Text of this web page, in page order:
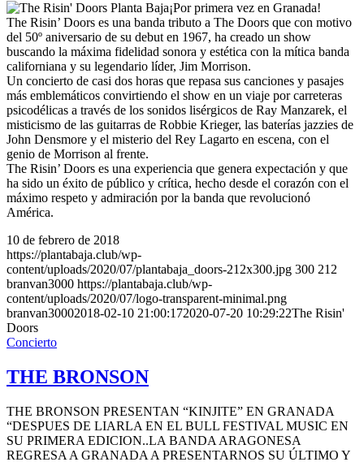
¡Por primera vez en Granada!
The Risin’ Doors es una banda tributo a The Doors que con motivo
del 50º aniversario de su debut en 1967, ha creado un show
buscando la máxima fidelidad sonora y estética con la mítica banda
californiana y su legendario líder, Jim Morrison.
Un concierto de casi dos horas que repasa sus canciones y pasajes
más emblemáticos convirtiendo el show en un viaje por carreteras
psicodélicas a través de los sonidos lisérgicos de Ray Manzarek, el
misticismo de las guitarras de Robbie Krieger, las baterías jazzies de
John Densmore y el misterio del Rey Lagarto en escena, con el
genio de Morrison al frente.
The Risin’ Doors es una experiencia que genera expectación y que
ha sido un éxito de público y crítica, hecho desde el corazón con el
máximo respeto y admiración por la banda que revolucionó
América.
10 de febrero de 2018
https://plantabaja.club/wp-
content/uploads/2020/07/plantabaja_doors-212x300.jpg 300 212
branvan3000 https://plantabaja.club/wp-
content/uploads/2020/07/logo-transparent-minimal.png
branvan30002018-02-10 21:00:172020-07-20 10:29:22The Risin'
Doors
Concierto
THE BRONSON
THE BRONSON PRESENTAN “KINJITE” EN GRANADA
“DESPUES DE LIARLA EN EL BULL FESTIVAL MUSIC EN
SU PRIMERA EDICION..LA BANDA ARAGONESA
REGRESA A GRANADA A PRESENTARNOS SU ÚLTIMO Y